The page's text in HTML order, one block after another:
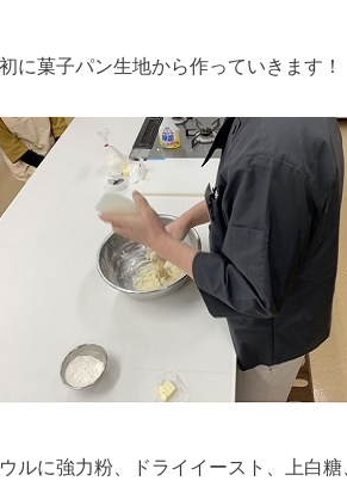
に菓子パン生地から作っていきます！
ルに強力粉、ドライイースト、上白